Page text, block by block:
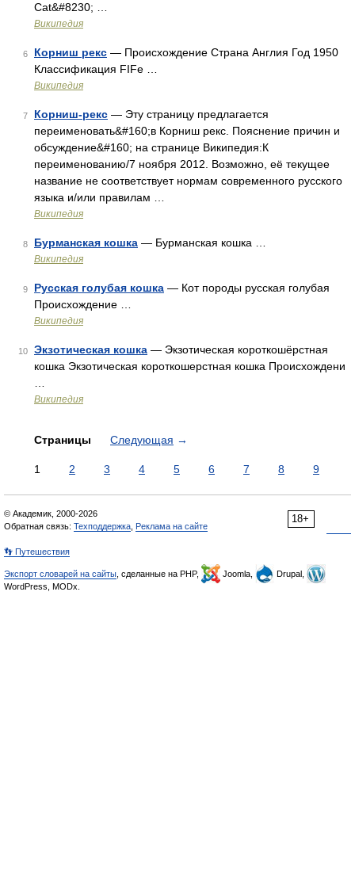
Cat&#8230; …
Википедия
6 Корниш рекс — Происхождение Страна Англия Год 1950
Классификация FIFe …
Википедия
7 Корниш-рекс — Эту страницу предлагается
переименовать&#160;в Корниш рекс. Пояснение причин и
обсуждение&#160; на странице Википедия:К
переименованию/7 ноября 2012. Возможно, её текущее
название не соответствует нормам современного русского
языка и/или правилам …
Википедия
8 Бурманская кошка — Бурманская кошка …
Википедия
9 Русская голубая кошка — Кот породы русская голубая
Происхождение …
Википедия
10 Экзотическая кошка — Экзотическая короткошёрстная
кошка Экзотическая короткошерстная кошка Происхождени
Википедия
Страницы Следующая →
1 2 3 4 5 6 7 8 9
18+
© Академик, 2000-2026
Обратная связь: Техподдержка Реклама на сайте
👣 Путешествия
Экспорт словарей на сайты , сделанные на PHP, Joomla,
Drupal,
WordPress, MODx.